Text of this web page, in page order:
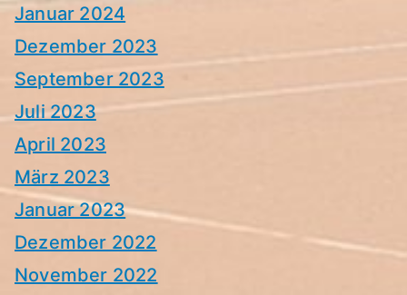
Januar 2024
Dezember 2023
September 2023
Juli 2023
April 2023
März 2023
Januar 2023
Dezember 2022
November 2022